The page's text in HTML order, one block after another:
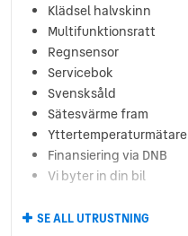
Klädsel halvskinn
Multifunktionsratt
Regnsensor
Servicebok
Svensksåld
Sätesvärme fram
Yttertemperaturmätare
Finansiering via DNB
Vi byter in din bil
SE ALL UTRUSTNING